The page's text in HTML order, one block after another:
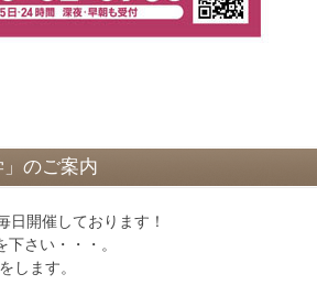
のご案内
日開催しております！
さい・・・。
します。